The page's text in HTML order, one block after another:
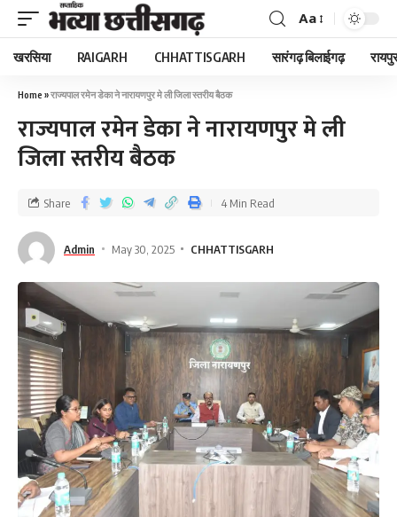
Aa
खरसिया RAIGARH CHHATTISGARH सारंगढ़ बिलाईगढ़
Home »राज्यपाल रमेन डेका ने नारायणपुर मे ली जिला स्तरीय बैठक
राज्यपाल रमेन डेका ने नारायणपुर मे ली
जिला स्तरीय बैठक
Admin May 30, 2025 CHHATTISGARH
Share 4 Min Read